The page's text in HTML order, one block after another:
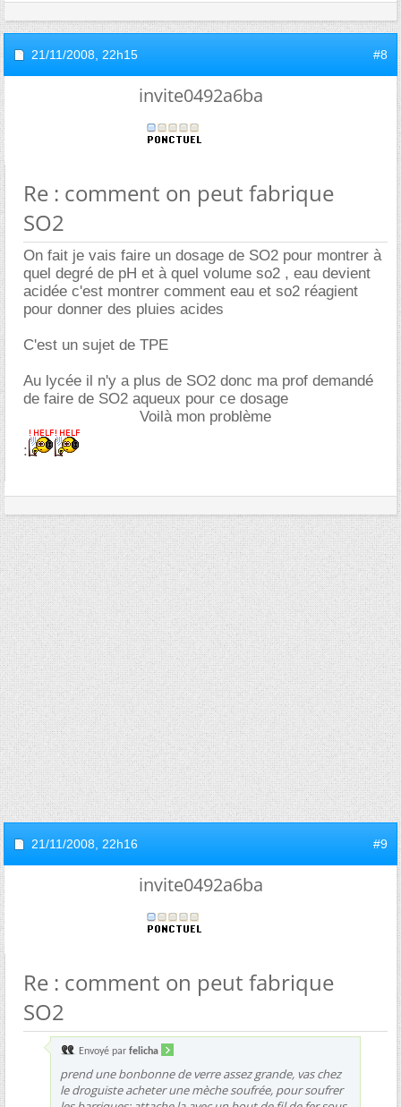
21/11/2008, 22h15 #8
invite0492a6ba
Re : comment on peut fabrique
SO2
On fait je vais faire un dosage de SO2 pour montrer à
quel degré de pH et à quel volume so2 , eau devient
acidée c'est montrer comment eau et so2 réagient
pour donner des pluies acides
C'est un sujet de TPE
Au lycée il n'y a plus de SO2 donc ma prof demandé
de faire de SO2 aqueux pour ce dosage
Voilà mon problème
:
21/11/2008, 22h16 #9
invite0492a6ba
Re : comment on peut fabrique
SO2
Envoyé par felicha
prend une bonbonne de verre assez grande, vas chez
le droguiste acheter une mèche soufrée, pour soufrer